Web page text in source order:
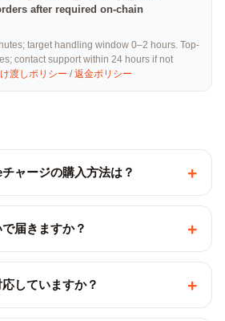
after required on-chain
target handling window 0–2 hours. Top-
contact support within 24 hours if not
渡しポリシー /返金ポリシー
ャージの購入方法は？ +
届きますか？ +
していますか？ +